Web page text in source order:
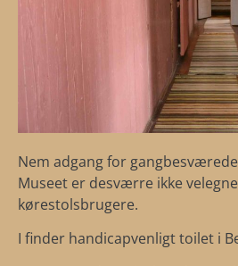
Nem adgang for
Museet er desværre ikke
kørestolsbrugere.
I finder handicapvenligt toilet i